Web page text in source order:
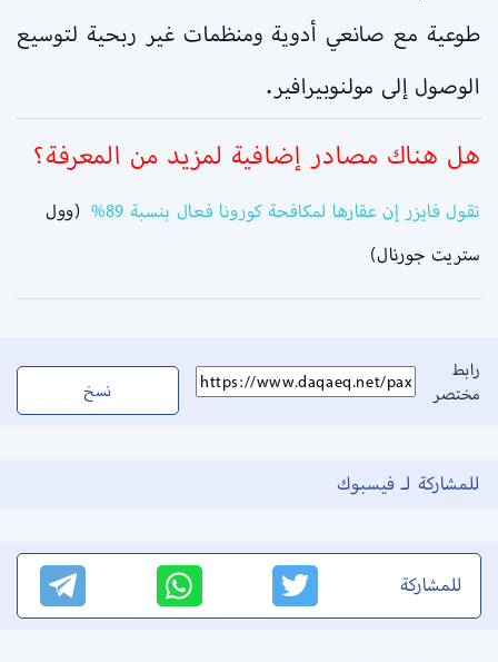
طوعية مع صانعي أدوية ومنظمات غير ربحية لتوسيع
الوصول إلى مولنوبيرافير.
هل هناك مصادر إضافية لمزيد من المعرفة؟
تقول فايزر إن عقارها لمكافحة كورونا فعال بنسبة 89%
(وول
ستريت جورنال)
رابط
مختصر
نسخ
للمشاركة لـ فيسبوك
للمشاركة